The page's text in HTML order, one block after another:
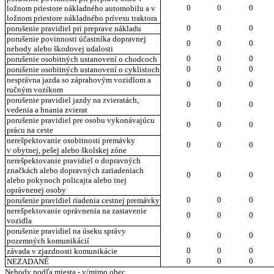
ložnom priestore nákladného automobilu a v
ložnom priestore nákladného prívesu traktora
0 0 0
porušenie pravidiel pri preprave nákladu 0 0 0
porušenie povinnosti účastníka dopravnej
nehody alebo škodovej udalosti
0 0 0
porušenie osobitných ustanovení o chodcoch
0 0 0
porušenie osobitných ustanovení o cyklistoch
0 0 0
nesprávna jazda so záprahovým vozidlom a
ručným vozíkom
0 0 0
porušenie pravidiel jazdy na zvieratách,
vedenia a hnania zvierat
0 0 0
porušenie pravidiel pre osobu vykonávajúcu
prácu na ceste
0 0 0
nerešpektovanie osobitnosti premávky
v obytnej, pešej alebo školskej zóne
0 0 0
nerešpektovanie pravidiel o dopravných
značkách alebo dopravných zariadeniach
alebo pokynoch policajta alebo inej
oprávnenej osoby
0 0 0
porušenie pravidiel riadenia cestnej premávky 0 0 0
nerešpektovanie oprávnenia na zastavenie
vozidla
0 0 0
porušenie pravidiel na úseku správy
pozemných komunikácií
0 0 0
závada v zjazdnosti komunikácie
0 0 0
NEZADANÉ
0 0 0
Nehody podľa miesta - v/mimo obec